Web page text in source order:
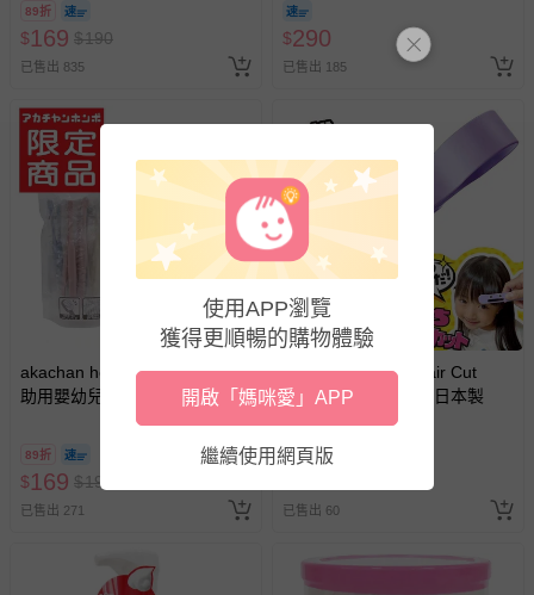
褲、紗布衣等）。
-接觸性孕哺產品（奶嘴、奶瓶、擠乳器、哺乳衣、托腹
帶束縛衣、餐搖椅等）。
示字句等說明貼紙、封條者。
國際航空、客運、訂房等服務。
相關的退換貨辦理流程，可詳見： 退換貨 & 退款問題
運送服務：目前提供的運送僅限台灣本島。如您位於離島地
區，可能會無法配送，或須依據商品需加收離島運費。廠商
亦保留出貨與否的權利。離島、偏遠地區、樓層親送等加價
費用，可能會另需加收。
已出貨通知之訊息為主。
如您收到商品，請依正常流程檢查是否完好，若商品遇瑕疵
情形，您可申請更換新品或退貨，請見：
。
若您對於會員帳號、商品訂購與資訊、購物流程、付款方
式、折價券與購物金的使用、退貨及商品運送方式等有疑
89折
$169 $190
已售出 835
$290
已售出 185
akachan honpo - 0~2歲家長輔
助用嬰幼兒牙刷12支入
89折
$169 $190
已售出 271
akachan honpo - Hair Cut
Monster瀏海修剪梳-日本製
即將售完
已售出 60
使用APP瀏覽
獲得更順暢的購物體驗
開啟「媽咪愛」APP
繼續使用網頁版